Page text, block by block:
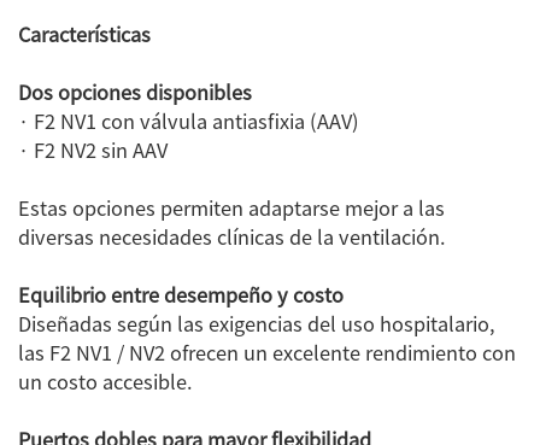
Características
Dos opciones disponibles
· F2 NV1 con válvula antiasfixia (AAV)
· F2 NV2 sin AAV
Estas opciones permiten adaptarse mejor a las
diversas necesidades clínicas de la ventilación.
Equilibrio entre desempeño y costo
Diseñadas según las exigencias del uso hospitalario,
las F2 NV1 / NV2 ofrecen un excelente rendimiento con
un costo accesible.
Puertos dobles para mayor flexibilidad